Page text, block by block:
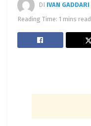
DI IVAN GADDARI
Reading Time: 1 mins read